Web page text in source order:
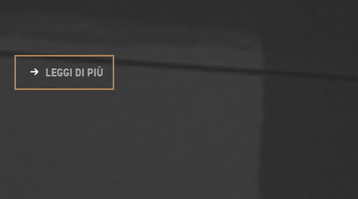
LEGGI DI PIÙ